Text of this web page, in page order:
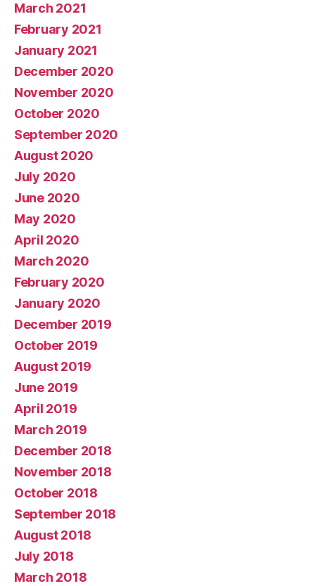
March 2021
February 2021
January 2021
December 2020
November 2020
October 2020
September 2020
August 2020
July 2020
June 2020
May 2020
April 2020
March 2020
February 2020
January 2020
December 2019
October 2019
August 2019
June 2019
April 2019
March 2019
December 2018
November 2018
October 2018
September 2018
August 2018
July 2018
March 2018